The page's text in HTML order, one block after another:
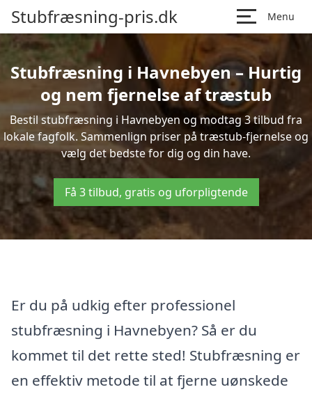
Stubfræsning-pris.dk Menu
Stubfræsning i Havnebyen – Hurtig
og nem fjernelse af træstub
Bestil stubfræsning i Havnebyen og modtag 3 tilbud fra
lokale fagfolk. Sammenlign priser på træstub-fjernelse og
vælg det bedste for dig og din have.
Få 3 tilbud, gratis og uforpligtende
Er du på udkig efter professionel
stubfræsning i Havnebyen? Så er du
kommet til det rette sted! Stubfræsning er
en effektiv metode til at fjerne uønskede